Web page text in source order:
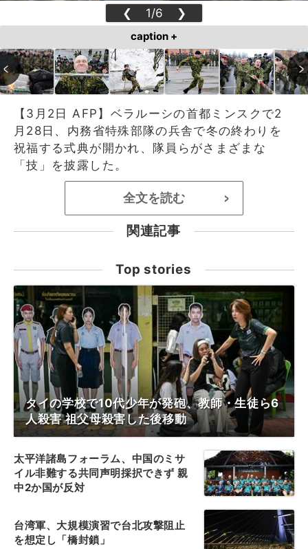
❮ 1/6 ❯
caption +
【3月2日 AFP】ベラルーシの首都ミンスクで2
月28日、内務省特殊部隊の兵舎で冬の終わりを
祝福する式典が開かれ、隊員らがさまざまな
「技」を披露した。
全文を読む >
関連記事
Top stories
タイの学校で10代少年が発砲、教師・生徒ら6
人殺害 祖父母殺害した後移動
太平洋諸島フォーラム、中国のミサ
イル非難する共同声明採択できず 親
中2か国が反対
台湾軍、大規模演習で台北攻撃阻止
を想定し「橋封鎖」